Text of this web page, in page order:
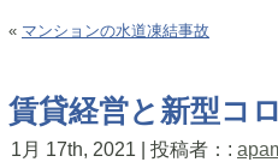
« マンションの水道凍結事故
賃貸経営と新型コ
1月 17th, 2021 | 投稿者：: